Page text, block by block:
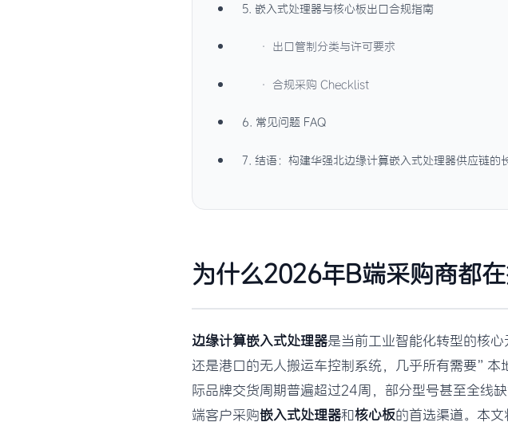
5. 嵌入式处理器与核心板出口合规指南
· 出口管制分类与许可要求
· 合规采购 Checklist
6. 常见问题 FAQ
7. 结语：构建华强北边缘计算嵌入式处理器供应链的
为什么2026年B端采购商都
边缘计算嵌入式处理器是当前工业智能化转型的核
还是港口的无人搬运车控制系统，几乎所有需要”
际品牌交货周期普遍超过24周，部分型号甚至全线
端客户采购嵌入式处理器和核心板的首选渠道。本